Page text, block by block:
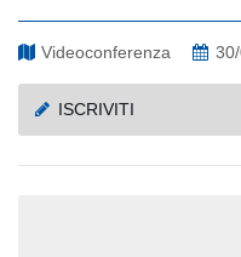
Videoconferenza
ISCRIVITI